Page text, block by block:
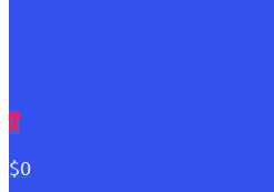
0
$0